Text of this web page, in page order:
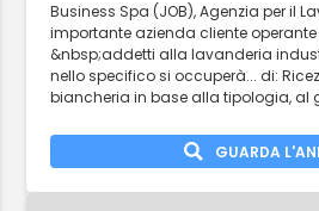
Business Spa (JOB), Agenzia per il
importante azienda cliente operante
&nbsp;addetti alla lavanderia
nello specifico si occuperà... di:
biancheria in base alla tipologia, al
GUARDA